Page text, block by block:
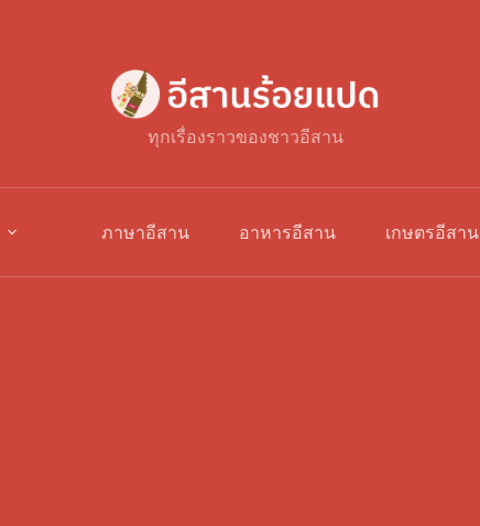
ทุกเรื่องราวของชาวอีสาน
ภาษาอีสาน อาหารอีสาน เกษตรอีสาน